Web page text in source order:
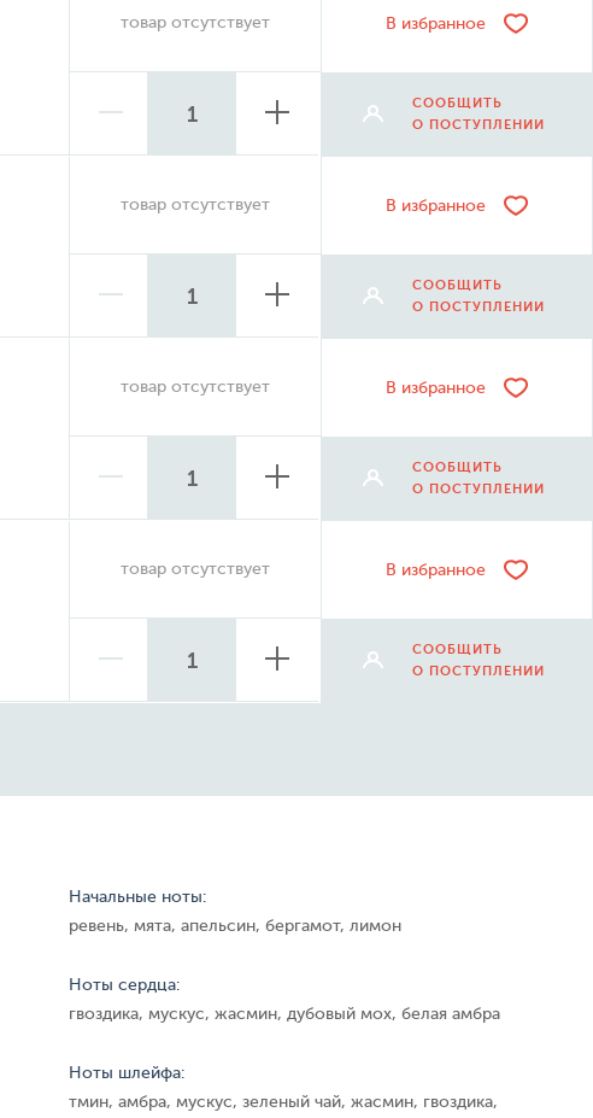
товар отсутствует В избранное
СООБЩИТЬ
О ПОСТУПЛЕНИИ
товар отсутствует В избранное
СООБЩИТЬ
О ПОСТУПЛЕНИИ
товар отсутствует В избранное
СООБЩИТЬ
О ПОСТУПЛЕНИИ
товар отсутствует В избранное
СООБЩИТЬ
О ПОСТУПЛЕНИИ
Начальные ноты:
ревень, мята, апельсин, бергамот, лимон
Ноты сердца:
гвоздика, мускус, жасмин, дубовый мох, белая амбра
Ноты шлейфа:
тмин, амбра, мускус, зеленый чай, жасмин, гвоздика,